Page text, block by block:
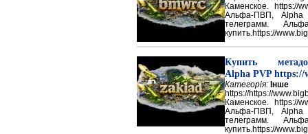
Каменское. https://
Альфа-ПВП, Alpha
телеграмм.
купить.https://
Купить
Alpha PVP https://
Категорія: Інше
https://https://
Каменское. https://
Альфа-ПВП, Alpha
телеграмм.
купить.https://